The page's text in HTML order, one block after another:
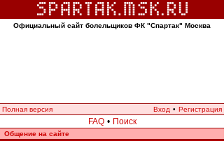
Официальный сайт болельщиков ФК "Спартак" Москва
Полная версия Вход • Регистрация
FAQ • Поиск
Общение на сайте